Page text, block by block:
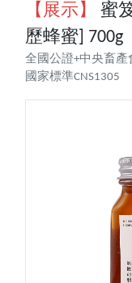
【展示】
蜜
歷蜂蜜] 700g
全國公證+中央畜
國家標準CNS1305